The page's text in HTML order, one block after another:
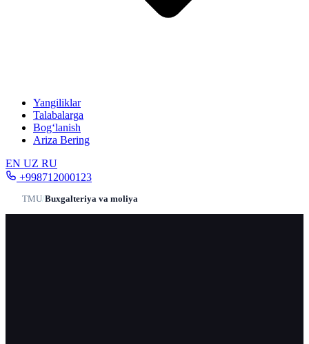
Yangiliklar
Talabalarga
Bog‘lanish
Ariza Bering
EN UZ RU
+998712000123
TMU/Buxgalteriya va moliya